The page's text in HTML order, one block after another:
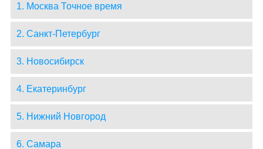
1. Москва Точное время
2. Санкт-Петербург
3. Новосибирск
4. Екатеринбург
5. Нижний Новгород
6. Самара